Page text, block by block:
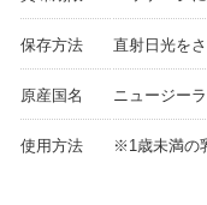
保存方法 直射日光を
原産国名 ニュージー
使用方法 ※1歳未満の